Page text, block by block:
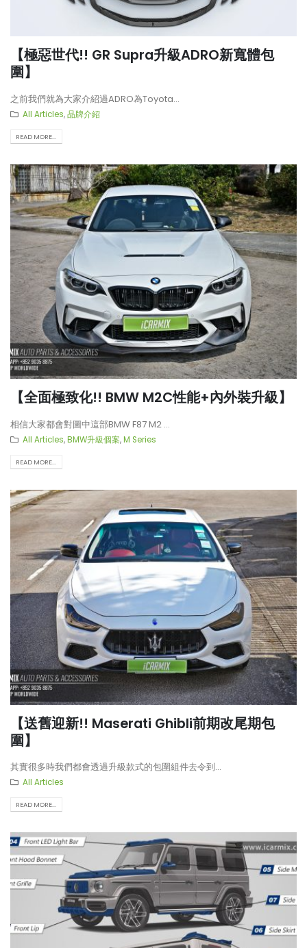
【極惡世代!! GR Supra升級ADRO新寬體包
圍】
之前我們就為大家介紹過ADRO為Toyota...
All Articles,品牌介紹
READ MORE...
【全面極致化!! BMW M2C性能+內外裝升級】
相信大家都會對圖中這部BMW F87 M2 ...
All Articles,BMW升級個案,M Series
READ MORE...
【送舊迎新!! Maserati Ghibli前期改尾期包
圍】
其實很多時我們都會透過升級款式的包圍組件去令到...
All Articles
READ MORE...